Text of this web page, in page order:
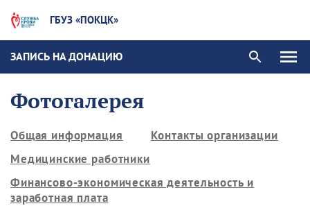
ГБУЗ «ПОКЦК»
ЗАПИСЬ НА ДОНАЦИЮ
Фотогалерея
Общая информация
Контакты организации
Медицинские работники
Финансово-экономическая деятельность и
заработная плата